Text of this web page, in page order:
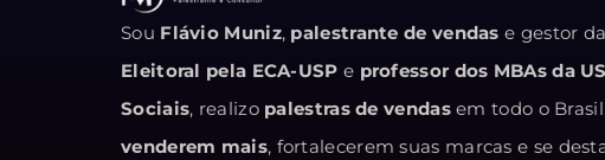
Sou Flávio Muniz, palestrante de vendas e gestor da
Eleitoral pela ECA-USP e professor dos MBAs da
Sociais, realizo palestras de vendasem todo o
venderem mais, fortalecerem suas marcas e se